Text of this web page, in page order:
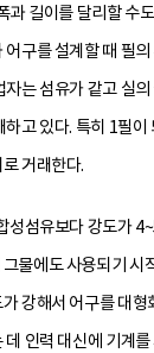
과 길이를 달리할 수
어구를 설계할 때 필
자는 섬유가 같고 실
고 있다. 특히 1필이
거래한다.
성섬유보다 강도가
물에도 사용되기 시
강해서 어구를 대
데 인력 대신에 기계